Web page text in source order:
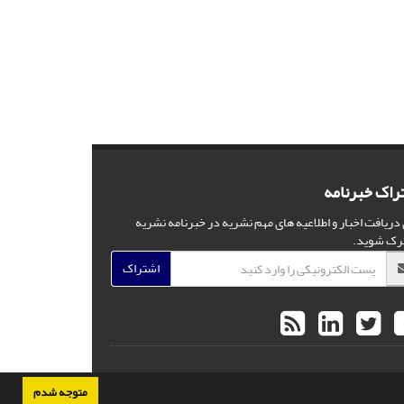
متوجه شدم
خبرنامه
دریافت اخبار و اطلاعیه های مهم نشریه در خبرنامه نشریه
شوید.
اشتراک